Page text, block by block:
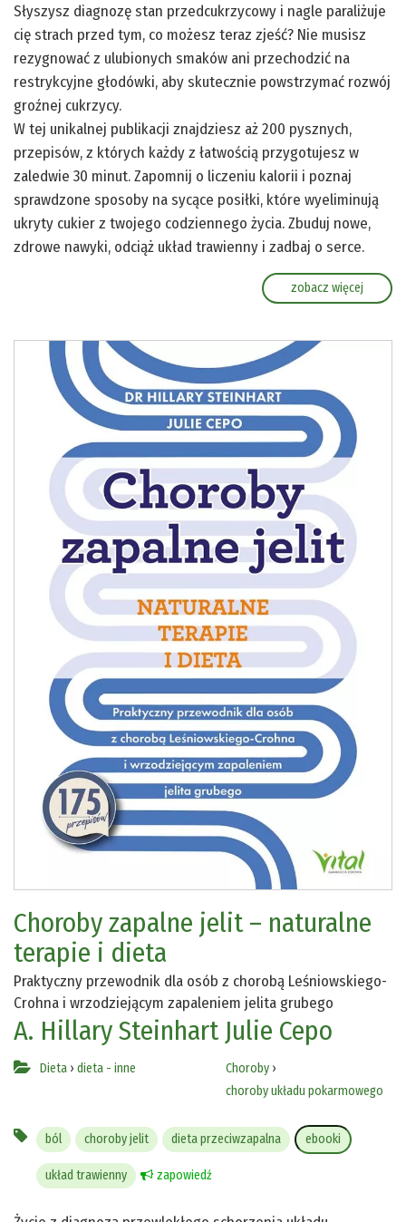
Słyszysz diagnozę stan przedcukrzycowy i nagle paraliżuje
cię strach przed tym, co możesz teraz zjeść? Nie musisz
rezygnować z ulubionych smaków ani przechodzić na
restrykcyjne głodówki, aby skutecznie powstrzymać rozwój
groźnej cukrzycy.
W tej unikalnej publikacji znajdziesz aż 200 pysznych,
przepisów, z których każdy z łatwością przygotujesz w
zaledwie 30 minut. Zapomnij o liczeniu kalorii i poznaj
sprawdzone sposoby na sycące posiłki, które wyeliminują
ukryty cukier z twojego codziennego życia. Zbuduj nowe,
zdrowe nawyki, odciąż układ trawienny i zadbaj o serce.
zobacz więcej
Choroby zapalne jelit – naturalne
terapie i dieta
Praktyczny przewodnik dla osób z chorobą Leśniowskiego-
Crohna i wrzodziejącym zapaleniem jelita grubego
A. Hillary Steinhart Julie Cepo
Dieta › dieta - inne Choroby›
choroby układu pokarmowego
ból choroby jelit dieta przeciwzapalna ebooki
układ trawienny zapowiedź